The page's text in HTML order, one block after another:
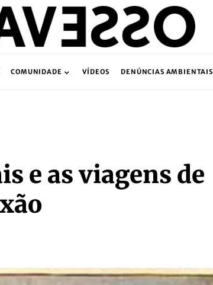
COMUNIDADE VÍDEOS DENÚNCIAS AMBIENTAIS
e as viagens de